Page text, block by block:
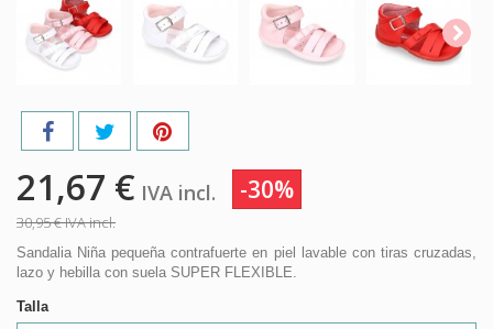
21,67 € IVA incl. -30%
30,95 €IVA incl.
Sandalia Niña pequeña contrafuerte en piel lavable con tiras cruzadas,
lazo y hebilla con suela SUPER FLEXIBLE.
Talla